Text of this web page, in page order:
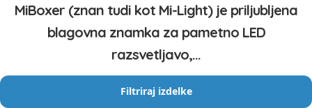
MiBoxer (znan tudi kot Mi-Light) je priljubljena
blagovna znamka za pametno LED
razsvetljavo,...
Filtriraj izdelke